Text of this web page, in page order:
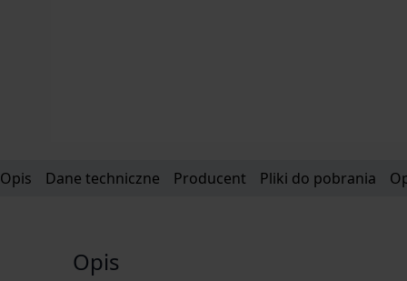
Opis Dane techniczne Producent Pliki do pobrania
Opis